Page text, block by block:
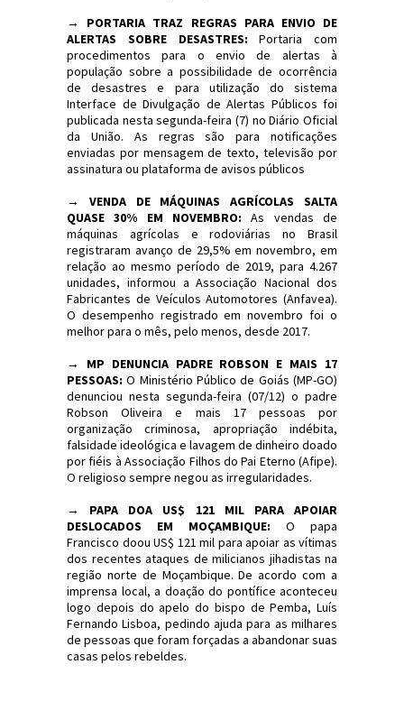
→ PORTARIA TRAZ REGRAS PARA ENVIO DE
ALERTAS SOBRE DESASTRES: Portaria com
procedimentos para o envio de alertas à
população sobre a possibilidade de ocorrência
de desastres e para utilização do sistema
Interface de Divulgação de Alertas Públicos foi
publicada nesta segunda-feira (7) no Diário Oficial
da União. As regras são para notificações
enviadas por mensagem de texto, televisão por
assinatura ou plataforma de avisos públicos
→ VENDA DE MÁQUINAS AGRÍCOLAS SALTA
QUASE 30% EM NOVEMBRO: As vendas de
máquinas agrícolas e rodoviárias no Brasil
registraram avanço de 29,5% em novembro, em
relação ao mesmo período de 2019, para 4.267
unidades, informou a Associação Nacional dos
Fabricantes de Veículos Automotores (Anfavea).
O desempenho registrado em novembro foi o
melhor para o mês, pelo menos, desde 2017.
→ MP DENUNCIA PADRE ROBSON E MAIS 17
PESSOAS: O Ministério Público de Goiás (MP-GO)
denunciou nesta segunda-feira (07/12) o padre
Robson Oliveira e mais 17 pessoas por
organização criminosa, apropriação indébita,
falsidade ideológica e lavagem de dinheiro doado
por fiéis à Associação Filhos do Pai Eterno (Afipe).
O religioso sempre negou as irregularidades.
→ PAPA DOA US$ 121 MIL PARA APOIAR
DESLOCADOS EM MOÇAMBIQUE: O papa
Francisco doou US$ 121 mil para apoiar as vítimas
dos recentes ataques de milicianos jihadistas na
região norte de Moçambique. De acordo com a
imprensa local, a doação do pontífice aconteceu
logo depois do apelo do bispo de Pemba, Luís
Fernando Lisboa, pedindo ajuda para as milhares
de pessoas que foram forçadas a abandonar suas
casas pelos rebeldes.